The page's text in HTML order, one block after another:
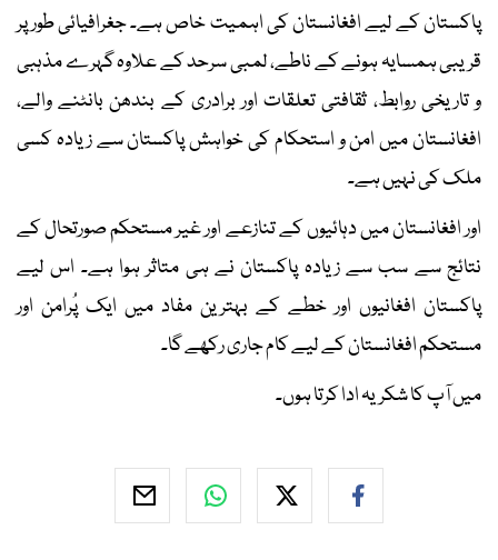
پاکستان کے لیے افغانستان کی اہمیت خاص ہے۔ جغرافیائی طور پر
قریبی ہمسایہ ہونے کے ناطے، لمبی سرحد کے علاوہ گہرے مذہبی
و تاریخی روابط، ثقافتی تعلقات اور برادری کے بندھن بانٹنے والے،
افغانستان میں امن و استحکام کی خواہش پاکستان سے زیادہ کسی
ملک کی نہیں ہے۔
اور افغانستان میں دہائیوں کے تنازعے اور غیر مستحکم صورتحال کے
نتائج سے سب سے زیادہ پاکستان نے ہی متاثر ہوا ہے۔ اس لیے
پاکستان افغانیوں اور خطے کے بہترین مفاد میں ایک پُرامن اور
مستحکم افغانستان کے لیے کام جاری رکھے گا۔
میں آپ کا شکریہ ادا کرتا ہوں۔